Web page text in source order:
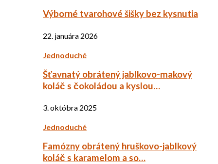
Výborné tvarohové šišky bez kysnutia
22. januára 2026
Jednoduché
Šťavnatý obrátený jablkovo-makový
koláč s čokoládou a kyslou…
3. októbra 2025
Jednoduché
Famózny obrátený hruškovo-jablkový
koláč s karamelom a so…